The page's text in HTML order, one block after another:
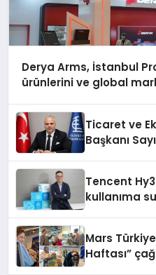
Derya Arms, İstanbul
ürünlerini ve global
Ticaret ve
Başkanı
Tencent
kullanıma
Mars
Haftası”